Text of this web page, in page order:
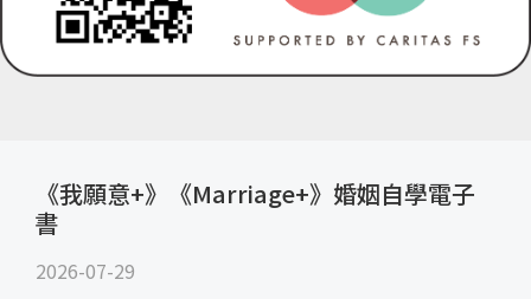
《我願意+》《Marriage+》婚姻自學電子
書
2026-07-29